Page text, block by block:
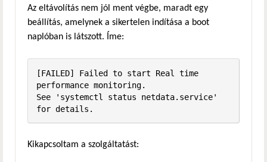
Az eltávolítás nem jól ment végbe, maradt egy
beállítás, amelynek a sikertelen indítása a boot
naplóban is látszott. Íme:
[FAILED] Failed to start Real time
performance monitoring.
See 'systemctl status netdata.service'
for details.
Kikapcsoltam a szolgáltatást: